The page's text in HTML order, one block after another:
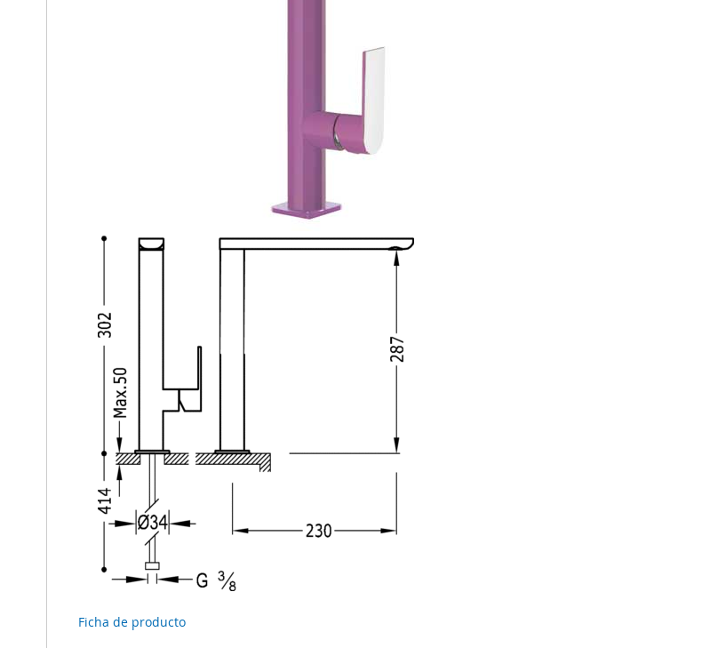
Ficha de producto